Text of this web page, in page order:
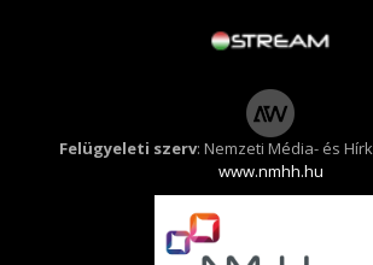
Felügyeleti szerv: Nemzeti Média- és
www.nmhh.hu